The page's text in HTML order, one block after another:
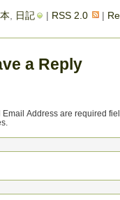
日記 | RSS 2.0 |
a Reply
Email Address are required